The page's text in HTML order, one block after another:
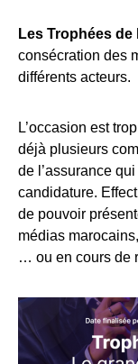
Les Trophées de
consécration des
différents acteurs.
L’occasion est
déjà plusieurs
de l’assurance
candidature.
de pouvoir
médias
… ou en cours de